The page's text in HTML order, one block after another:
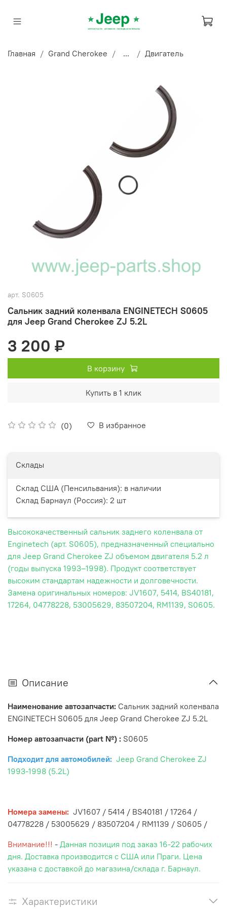
Главная Grand Cherokee ... Двигатель
арт. S0605
Сальник задний коленвала ENGINETECH S0605
для Jeep Grand Cherokee ZJ 5.2L
(0) В избранное
3 200 ₽
В корзину
Купить в 1 клик
Склады
Склад США (Пенсильвания): в наличии
Склад Барнаул (Россия): 2 шт
Высококачественный сальник заднего коленвала от
Enginetech (арт. S0605), предназначенный специально
для Jeep Grand Cherokee ZJ объемом двигателя 5.2 л
(годы выпуска 1993–1998). Продукт соответствует
высоким стандартам надежности и долговечности.
Замена оригинальных номеров: JV1607, 5414, BS40181,
17264, 04778228, 53005629, 83507204, RM1139, S0605.
Описание
Наименование автозапчасти: Сальник задний коленвала
ENGINETECH S0605 для Jeep Grand Cherokee ZJ 5.2L
Номер автозапчасти (part №) : S0605
Подходит для автомобилей: Jeep Grand Cherokee ZJ
1993-1998 (5.2L)
Номера замены: JV1607 / 5414 / BS40181 / 17264 /
04778228 / 53005629 / 83507204 / RM1139 / S0605 /
Внимание!!! - Данная позиция под заказ 16-22 рабочих
дня. Доставка производится с США или Праги. Цена
указана с доставкой до магазина/склада г. Барнаул.
Характеристики